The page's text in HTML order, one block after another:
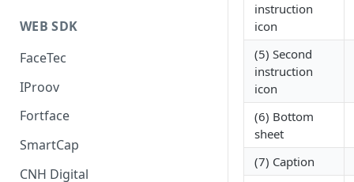
WEB SDK
FaceTec
IProov
Fortface
SmartCap
CNH Digital
instruction
icon
(5) Second
instruction
icon
(6) Bottom
sheet
(7) Caption